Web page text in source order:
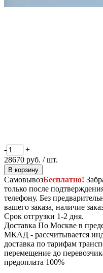
-
+
28670 руб. / шт.
В корзину
СамовывозБесплатно!
только после
телефону. Без
вашего заказа, наличие
Срок отгрузки 1-2 дня.
Доставка По Москве в
МКАД - рассчитывается
доставка по тарифам
перемещение до
предоплата 100%